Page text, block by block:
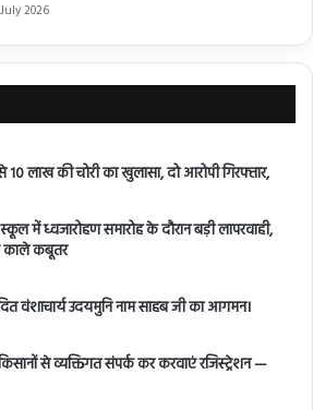
2026
लाख की चोरी का खुलासा, दो आरोपी गिरफ्तार,
में ध्वजारोहण समारोह के दौरान बड़ी लापरवाही,
काले कबूतर
वंशाचार्य उदयमुनि नाम साहब जी का आगमन।
से व्यक्तिगत संपर्क कर करवाएं रजिस्ट्रेशन —